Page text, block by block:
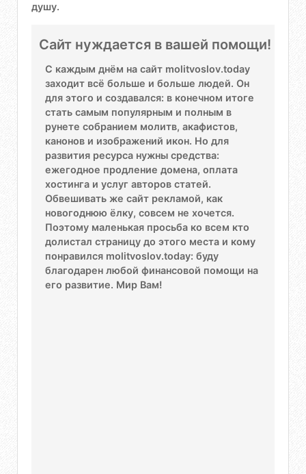
душу.
Сайт нуждается в вашей помощи!
С каждым днём на сайт molitvoslov.today
заходит всё больше и больше людей. Он
для этого и создавался: в конечном итоге
стать самым популярным и полным в
рунете собранием молитв, акафистов,
канонов и изображений икон. Но для
развития ресурса нужны средства:
ежегодное продление домена, оплата
хостинга и услуг авторов статей.
Обвешивать же сайт рекламой, как
новогоднюю ёлку, совсем не хочется.
Поэтому маленькая просьба ко всем кто
долистал страницу до этого места и кому
понравился molitvoslov.today: буду
благодарен любой финансовой помощи на
его развитие. Мир Вам!